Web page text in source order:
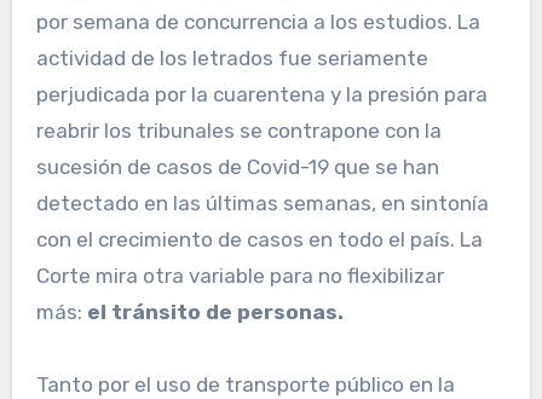
por semana de concurrencia a los estudios. La
actividad de los letrados fue seriamente
perjudicada por la cuarentena y la presión para
reabrir los tribunales se contrapone con la
sucesión de casos de Covid-19 que se han
detectado en las últimas semanas, en sintonía
con el crecimiento de casos en todo el país. La
Corte mira otra variable para no flexibilizar
más: el tránsito de personas.
Tanto por el uso de transporte público en la